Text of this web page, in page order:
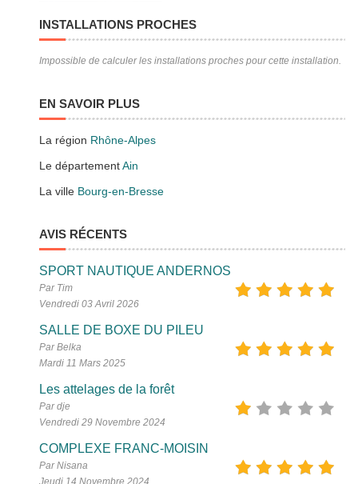
INSTALLATIONS PROCHES
Impossible de calculer les installations proches pour cette installation.
EN SAVOIR PLUS
La région Rhône-Alpes
Le départementAin
La ville Bourg-en-Bresse
AVIS RÉCENTS
SPORT NAUTIQUE ANDERNOS
Par Tim
Vendredi 03 Avril 2026
SALLE DE BOXE DU PILEU
Par Belka
Mardi 11 Mars 2025
Les attelages de la forêt
Par dje
Vendredi 29 Novembre 2024
COMPLEXE FRANC-MOISIN
Par Nisana
Jeudi 14 Novembre 2024